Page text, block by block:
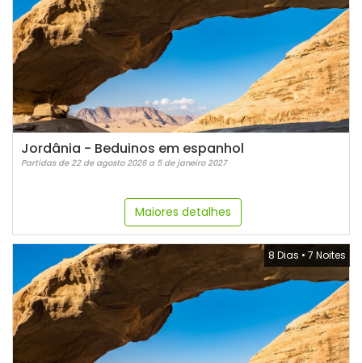
Jordânia - Beduinos em espanhol
Partidas de 22 de agosto 2026 a 5 de janeiro 2027
Maiores detalhes
8 Dias • 7 Noites